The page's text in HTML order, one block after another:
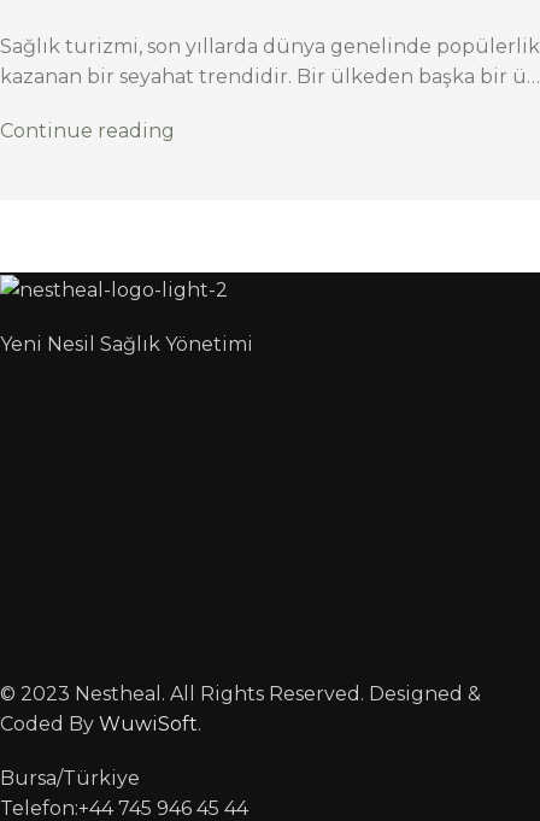
Sağlık turizmi, son yıllarda dünya genelinde popülerlik
kazanan bir seyahat trendidir. Bir ülkeden başka bir ü…
Continue reading
Yeni Nesil Sağlık Yönetimi
© 2023 Nestheal. All Rights Reserved. Designed &
Coded By WuwiSoft.
Bursa/Türkiye
Telefon:+44 745 946 45 44